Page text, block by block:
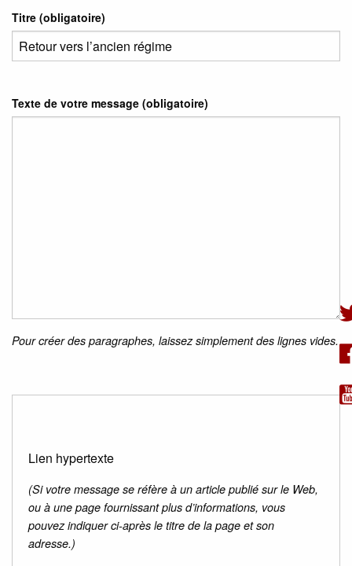
Titre (obligatoire)
Texte de votre message (obligatoire)
Pour créer des paragraphes, laissez simplement des lignes vides.
Lien hypertexte
(Si votre message se réfère à un article publié sur le Web,
ou à une page fournissant plus d’informations, vous
pouvez indiquer ci-après le titre de la page et son
adresse.)